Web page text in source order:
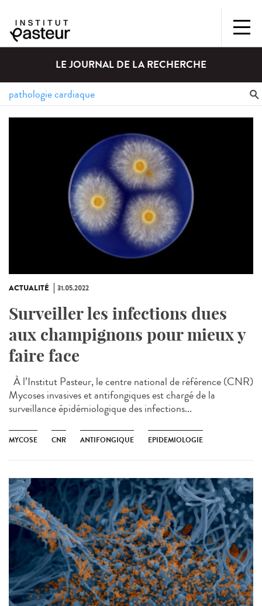
LE JOURNAL DE LA RECHERCHE
ACTUALITÉ 31.05.2022
Surveiller les infections dues
aux champignons pour mieux y
faire face
À l’Institut Pasteur, le centre national de référence (CNR)
Mycoses invasives et antifongiques est chargé de la
surveillance épidémiologique des infections...
MYCOSE CNR ANTIFONGIQUE EPIDEMIOLOGIE